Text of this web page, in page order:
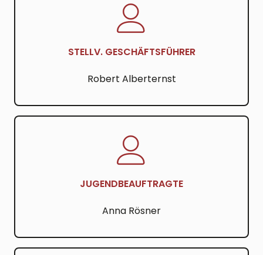
STELLV. GESCHÄFTSFÜHRER
Robert Alberternst
JUGENDBEAUFTRAGTE
Anna Rösner